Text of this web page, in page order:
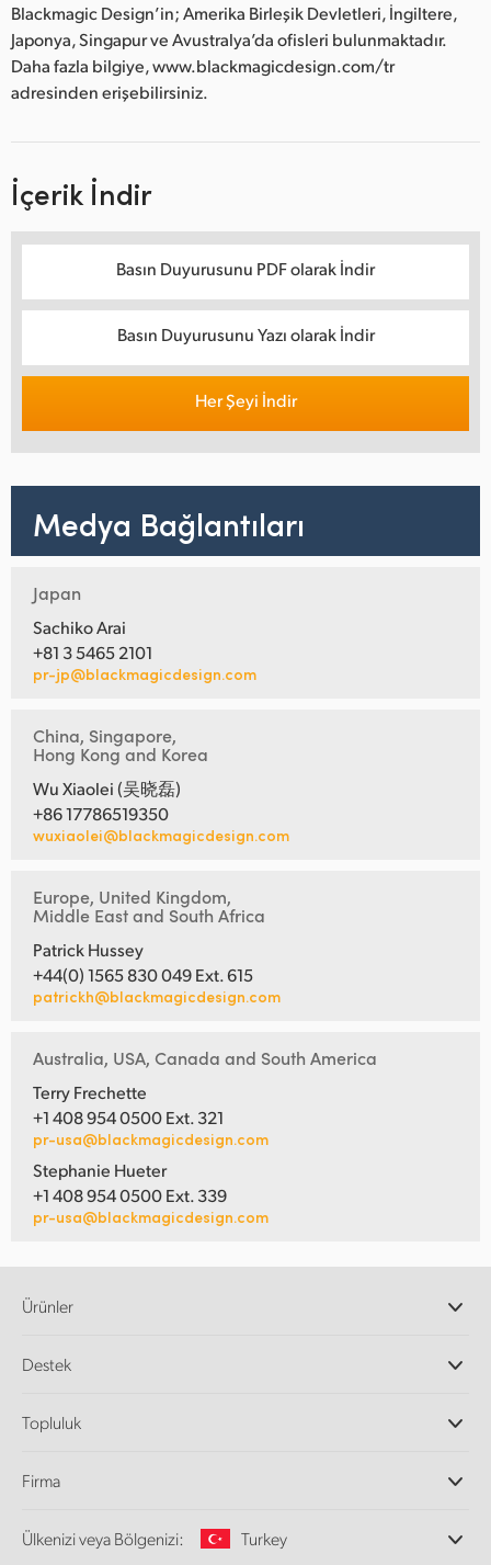
Blackmagic Design’in; Amerika Birleşik Devletleri, İngiltere,
Japonya, Singapur ve Avustralya’da ofisleri bulunmaktadır.
Daha fazla bilgiye, www.blackmagicdesign.com/tr
adresinden erişebilirsiniz.
İçerik İndir
Basın Duyurusunu PDF olarak İndir
Basın Duyurusunu Yazı olarak İndir
Her Şeyi İndir
Medya Bağlantıları
Japan
Sachiko Arai
+81 3 5465 2101
pr-jp@blackmagicdesign.com
China, Singapore,
Hong Kong and Korea
Wu Xiaolei (吴晓磊)
+86 17786519350
wuxiaolei@blackmagicdesign.com
Europe, United Kingdom,
Middle East and South Africa
Patrick Hussey
+44(0) 1565 830 049 Ext. 615
patrickh@blackmagicdesign.com
Australia, USA, Canada and South America
Terry Frechette
+1 408 954 0500 Ext. 321
pr-usa@blackmagicdesign.com
Stephanie Hueter
+1 408 954 0500 Ext. 339
pr-usa@blackmagicdesign.com
Ürünler
DaVinci Resolve ve Fusion Yazılımı
Ultimatte
Kayıt ve Oynatım
Video Format Çevirici
Destek
Destek Merkezi
Topluluk
Firma
Hakkımızda
Ülkenizi veya Bölgenizi: Turkey